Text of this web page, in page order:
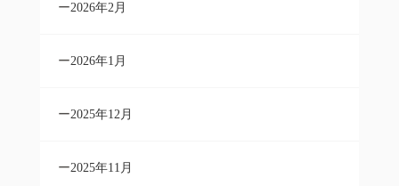
2026年2月
2026年1月
2025年12月
2025年11月